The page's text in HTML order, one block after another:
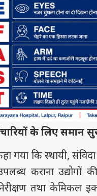
के लिए समान
गया कि स्थायी,
कराना उद्योगों
तथा केमिकल